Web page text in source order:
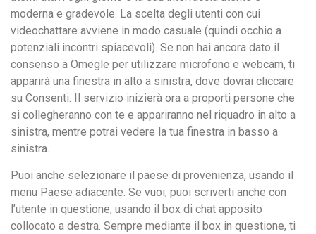
moderna e gradevole. La scelta degli utenti con cui
videochattare avviene in modo casuale (quindi occhio a
potenziali incontri spiacevoli). Se non hai ancora dato il
consenso a Omegle per utilizzare microfono e webcam, ti
apparirà una finestra in alto a sinistra, dove dovrai cliccare
su Consenti. Il servizio inizierà ora a proporti persone che
si collegheranno con te e appariranno nel riquadro in alto a
sinistra, mentre potrai vedere la tua finestra in basso a
sinistra.
Puoi anche selezionare il paese di provenienza, usando il
menu Paese adiacente. Se vuoi, puoi scriverti anche con
l’utente in questione, usando il box di chat apposito
collocato a destra. Sempre mediante il box in questione, ti